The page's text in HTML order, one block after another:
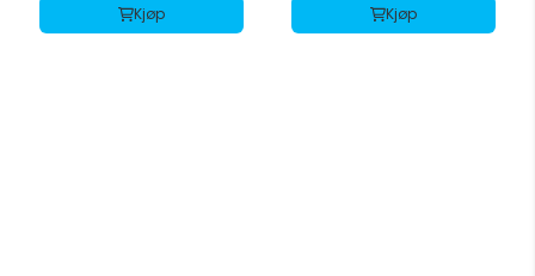
Kjøp
Kjøp